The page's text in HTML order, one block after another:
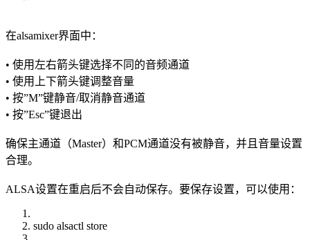
在alsamixer界面中：
• 使用左右箭头键选择不同的音频通道
• 使用上下箭头键调整音量
• 按”M”键静音/取消静音通道
• 按”Esc”键退出
确保主通道（Master）和PCM通道没有被静音，并且音量设置
合理。
ALSA设置在重启后不会自动保存。要保存设置，可以使用：
sudo alsactl store